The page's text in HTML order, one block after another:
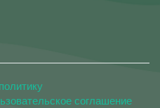
политику
соглашение